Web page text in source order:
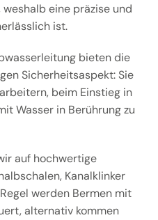
eine präzise und
ist.
bieten die
Sicherheitsaspekt: Sie
beim Einstieg in
Wasser in Berührung zu
auf hochwertige
Kanalklinker
werden Bermen mit
alternativ kommen